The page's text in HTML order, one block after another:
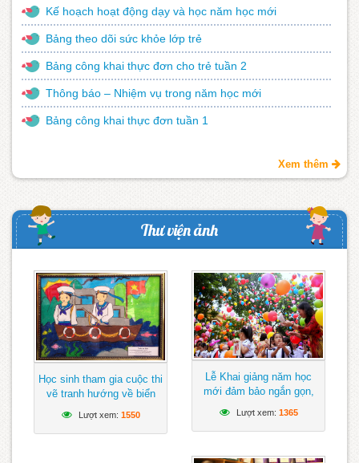
Kế hoạch hoạt động dạy và học năm học mới
Bảng theo dõi sức khỏe lớp trẻ
Bảng công khai thực đơn cho trẻ tuần 2
Thông báo – Nhiệm vụ trong năm học mới
Bảng công khai thực đơn tuần 1
Xem thêm
Thư viện ảnh
Học sinh tham gia cuộc thi
vẽ tranh hướng về biển
Lượt xem: 1550
Lễ Khai giảng năm học
mới đảm bảo ngắn gọn,
Lượt xem: 1365